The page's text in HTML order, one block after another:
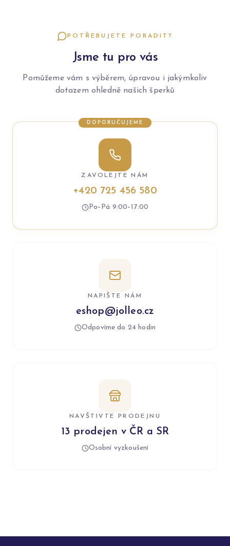
POTŘEBUJETE PORADIT?
Jsme tu pro vás
Pomůžeme vám s výběrem, úpravou i jakýmkoliv
dotazem ohledně našich šperků
DOPORUČUJEME
ZAVOLEJTE NÁM
+420 725 456 580
Po–Pá 9:00–17:00
NAPIŠTE NÁM
eshop@jolleo.cz
Odpovíme do 24 hodin
NAVŠTIVTE PRODEJNU
13 prodejen v ČR a SR
Osobní vyzkoušení